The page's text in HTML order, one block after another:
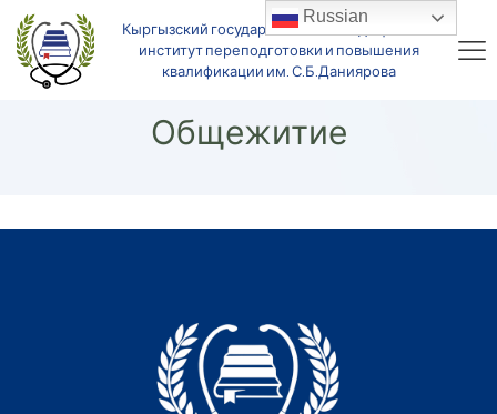
Кыргызский государственный медицинский
институт переподготовки и повышения
квалификации им. С.Б.Даниярова
Общежитие
Russian